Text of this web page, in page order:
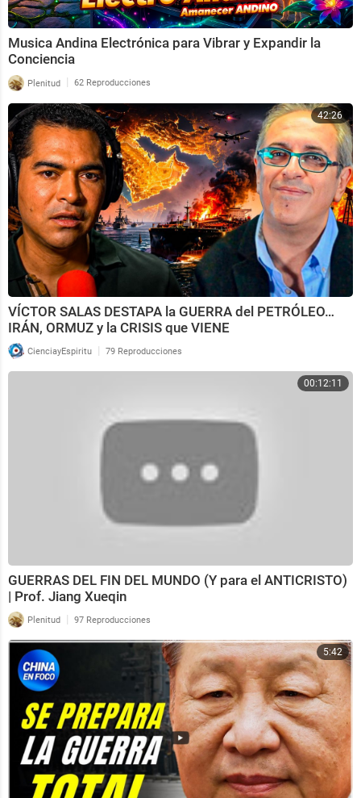
Musica Andina Electrónica para Vibrar y Expandir la
Conciencia
Plenitud | 62 Reproducciones
42:26
VÍCTOR SALAS DESTAPA la GUERRA del PETRÓLEO…
IRÁN, ORMUZ y la CRISIS que VIENE
CienciayEspiritu | 79 Reproducciones
00:12:11
GUERRAS DEL FIN DEL MUNDO (Y para el ANTICRISTO)
| Prof. Jiang Xueqin
Plenitud | 97 Reproducciones
5:42